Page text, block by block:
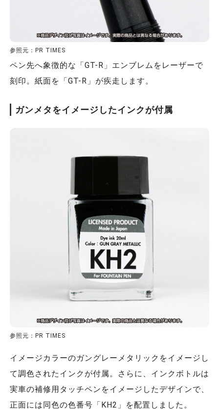
参照元：PR TIMES
ペン先へ象徴的な「GT-R」エンブレムをレーザーで
刻印。紙面を「GT-R」が疾走します。
ガンメタをイメージしたインクが付属
参照元：PR TIMES
イメージカラーのガングレーメタリックをイメージし
て調色されたインクが付属。さらに、インクボトルは
実車の補修用タッチペンをイメージしたデザインで、
正面には同色の色番号「KH2」を配置しました。